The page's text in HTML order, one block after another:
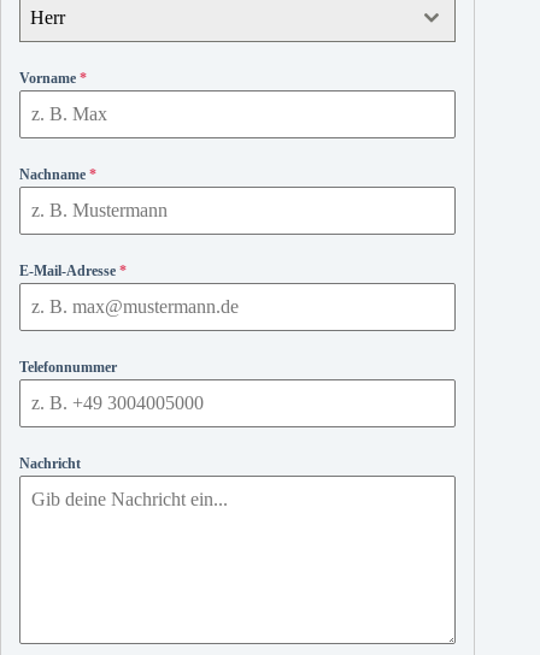
Herr
Vorname *
Nachname *
E-Mail-Adresse *
Telefonnummer
Nachricht